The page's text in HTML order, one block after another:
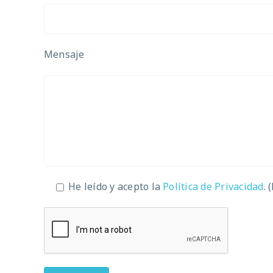
Mensaje
He leído y acepto la Política de Privacidad.